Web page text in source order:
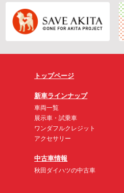
トップページ
新車ラインナップ
車両一覧
展示車・試乗車
ワンダフルクレジット
アクセサリー
中古車情報
秋田ダイハツの中古車